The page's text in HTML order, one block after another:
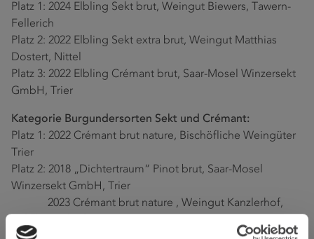
Platz 1: 2024 Elbling Sekt brut, Weingut Biewers, Tawern-
Fellerich
Platz 2: 2022 Elbling Sekt extra brut, Weingut Matthias
Dostert, Nittel
Platz 3: 2022 Elbling Crémant brut, Saar-Mosel Winzersekt
GmbH, Trier
Kategorie Burgundersorten Sekt und Crémant:
Platz 1: 2022 Crémant brut nature, Bischöfliche Weingüter
Trier
Platz 2: 2018 „Dichtertraum“ Pinot brut, Saar-Mosel
Winzersekt GmbH, Trier
2023 Crémant brut nature , Weingut Kanzlerhof,